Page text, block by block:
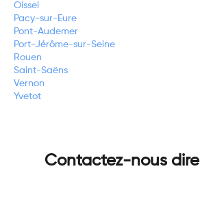
Oissel
Pacy-sur-Eure
Pont-Audemer
Port-Jérôme-sur-Seine
Rouen
Saint-Saëns
Vernon
Yvetot
Contactez-nous